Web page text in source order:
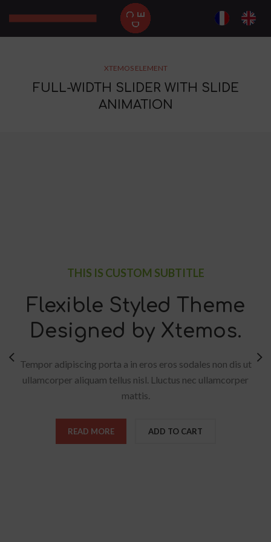
XTEMOS ELEMENT
FULL-WIDTH SLIDER WITH SLIDE
ANIMATION
THIS IS CUSTOM SUBTITLE
Flexible Styled Theme
Designed by Xtemos.
Tempor adipiscing porta a in eros eros sodales non dis ut
ullamcorper aliquam tellus nisl. Lluctus nec ullamcorper
mattis.
READ MORE ADD TO CART